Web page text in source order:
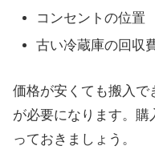
コンセントの位置
古い冷蔵庫の回収
価格が安くても搬入で
が必要になります。購
っておきましょう。